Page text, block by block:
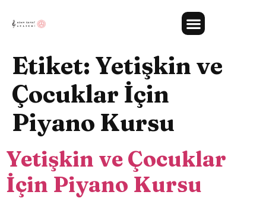
Etiket: Yetişkin ve
Çocuklar İçin
Piyano Kursu
Yetişkin ve Çocuklar
İçin Piyano Kursu